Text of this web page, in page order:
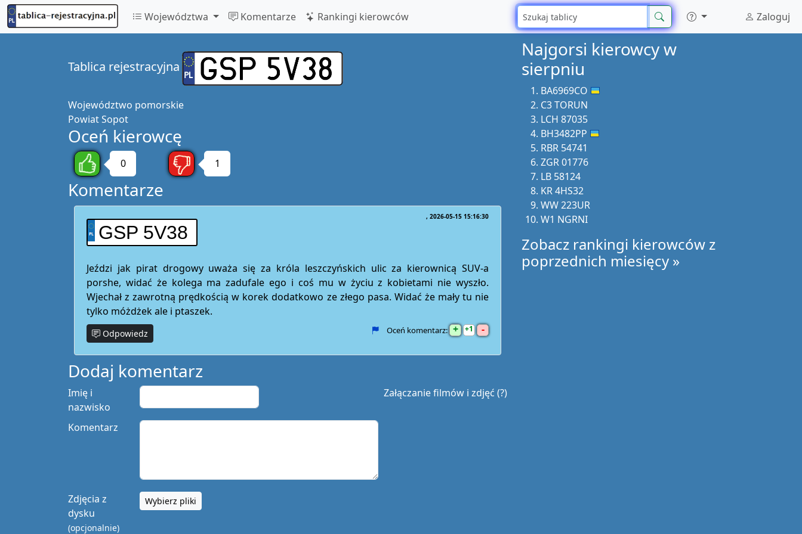
Województwa Komentarze Rankingi kierowców Zaloguj
Tablica rejestracyjna
Województwo pomorskie
PowiatSopot
Oceń kierowcę
0 1
Komentarze
GSP 5V38
2026-05-15 15:16:30
Jeździ jak pirat drogowy uważa się za króla leszczyńskich ulic za kierownicą SUV-a
porshe, widać że kolega ma zadufale ego i coś mu w życiu z kobietami nie wyszło.
Wjechał z zawrotną prędkością w korek dodatkowo ze złego pasa. Widać że mały tu nie
tylko móżdżek ale i ptaszek.
Odpowiedz Oceń komentarz: + 1 -
Dodaj komentarz
Załączanie filmów i zdjęć (?)
Imię i
nazwisko
Komentarz
Zdjęcia z
dysku
(opcjonalnie)
Wybierz pliki
Najgorsi kierowcy w
sierpniu
BA6969CO
C3 TORUN
LCH 87035
BH3482PP
RBR 54741
ZGR 01776
LB 58124
KR 4HS32
WW 223UR
W1 NGRNI
Zobacz rankingi kierowców z
poprzednich miesięcy »